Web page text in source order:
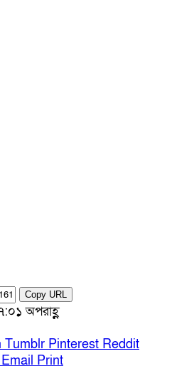
Copy URL
অপরাহ্ণ
Tumblr Pinterest Reddit
Print